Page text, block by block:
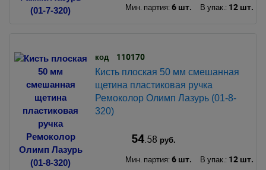
Мин. партия: 6 шт. В упак.: 12 шт.
код 110170
Кисть плоская 50 мм смешанная
щетина пластиковая ручка
Ремоколор Олимп Лазурь (01-8-
320)
54.58 руб.
Мин. партия: 6 шт. В упак.: 12 шт.